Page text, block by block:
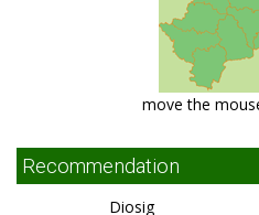
move the
Recommendation
Diosig